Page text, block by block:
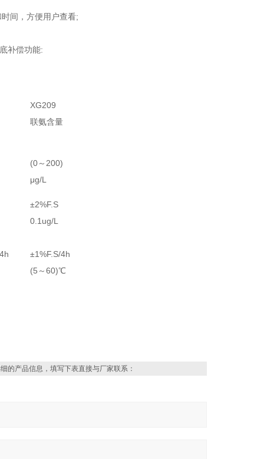
间，方便用户查看;
补偿功能:
XG209
联氨含量
(0～200)
μg/L
±2%F.S
0.1ug/L
±1%F.S/4h
(5～60)℃
的产品信息，填写下表直接与厂家联系：